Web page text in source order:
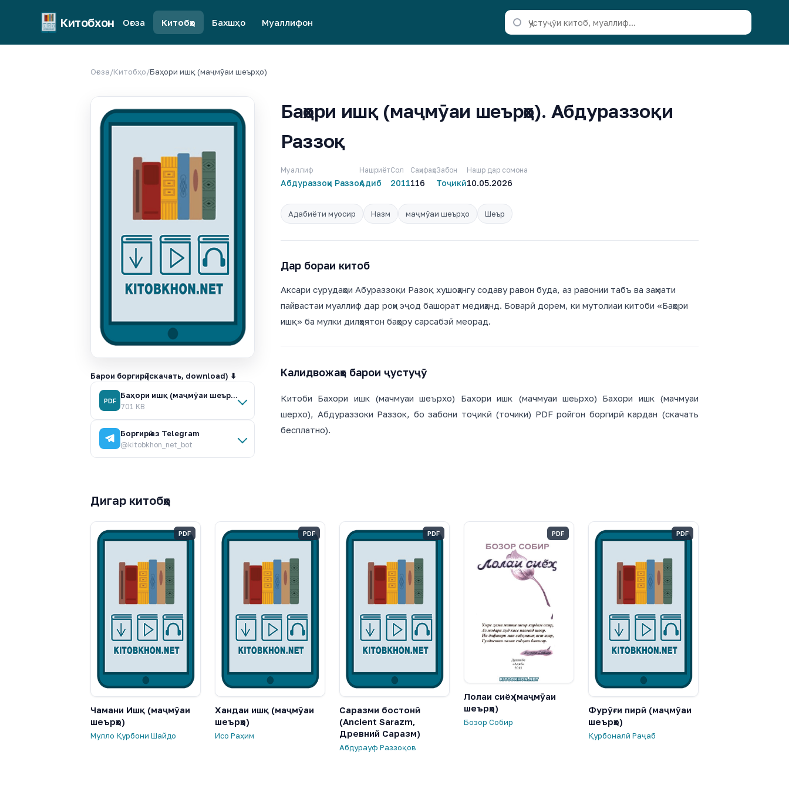
Китобхон Оғоза Китобҳо Бахшҳо Муаллифон
Оғоза/Китобҳо/Баҳори ишқ (маҷмӯаи шеърҳо)
Барои боргирӣ (скачать, download) ⬇
PDF
Баҳори ишқ (маҷмӯаи шеърҳо).pdf
701 KB
Боргирӣ аз Telegram
@kitobkhon_net_bot
Баҳори ишқ (маҷмӯаи шеърҳо). Абдураззоқи
Раззоқ
Муаллиф
Абдураззоқи Раззоқ
Нашриёт
Адиб
Сол
2011
Саҳифаҳо
116
Забон
Тоҷикӣ
Нашр дар сомона
10.05.2026
Адабиёти муосир Назм маҷмӯаи шеърҳо Шеър
Дар бораи китоб
Аксари сурудаҳои Абураззоқи Разоқ хушоҳангу содаву равон буда, аз равонии табъ ва заҳмати
пайвастаи муаллиф дар роҳи эҷод башорат медиҳанд. Боварӣ дорем, ки мутолиаи китоби «Баҳори
ишқ» ба мулки дилҳоятон баҳору сарсабзӣ меорад.
Калидвожаҳо барои ҷустуҷӯ
Китоби Бахори ишк (мачмуаи шеърхо) Бахори ишк (мачмуаи шеьрхо) Бахори ишк (мачмуаи
шерхо), Абдураззоки Раззок, бо забони тоҷикӣ (точики) PDF ройгон боргирӣ кардан (скачать
бесплатно).
Дигар китобҳо
PDF
Чамани Ишқ (маҷмӯаи
шеърҳо)
Мулло Қурбони Шайдо
PDF
Хандаи ишқ (маҷмӯаи
шеърҳо)
Исо Раҳим
PDF
Саразми бостонӣ
(Ancient Sarazm,
Древний Саразм)
Абдурауф Раззоқов
PDF
Лолаи сиёҳ (маҷмӯаи
шеърҳо)
Бозор Собир
PDF
Фурӯғи пирӣ (маҷмӯаи
шеърҳо)
Қурбоналӣ Раҷаб